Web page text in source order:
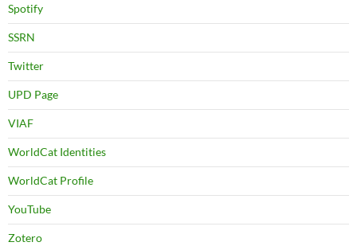
Spotify
SSRN
Twitter
UPD Page
VIAF
WorldCat Identities
WorldCat Profile
YouTube
Zotero